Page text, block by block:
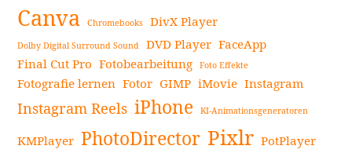
Business-
Headshots
in
2024
–
beste
Canva Chromebooks DivX Player
Dolby Digital Surround Sound DVD Player FaceApp
Final Cut Pro Fotobearbeitung Foto Effekte
Fotografie lernen Fotor GIMP iMovie Instagram
Instagram Reels iPhone KI-Animationsgeneratoren
KMPlayer PhotoDirector Pixlr PotPlayer